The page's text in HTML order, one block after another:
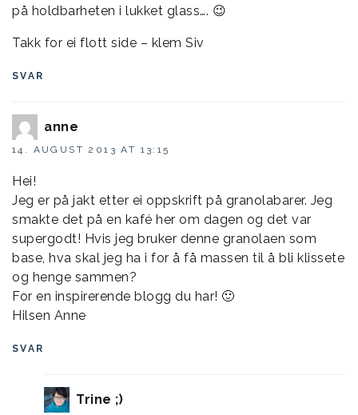
på holdbarheten i lukket glass…. 😉
Takk for ei flott side – klem Siv
SVAR
anne
14. AUGUST 2013 AT 13:15
Hei!
Jeg er på jakt etter ei oppskrift på granolabarer. Jeg
smakte det på en kafé her om dagen og det var
supergodt! Hvis jeg bruker denne granolaen som
base, hva skal jeg ha i for å få massen til å bli klissete
og henge sammen?
For en inspirerende blogg du har! 🙂
Hilsen Anne
SVAR
Trine ;)